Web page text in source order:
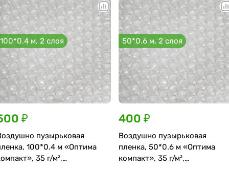
100*0.4 м, 2 слоя
₽
пузырьковая
100*0.4 м «Оптима
35 г/м²,
50*0.6 м, 2 слоя
400 ₽
Воздушно пузырьковая
пленка, 50*0.6 м «Оптима
компакт», 35 г/м²,